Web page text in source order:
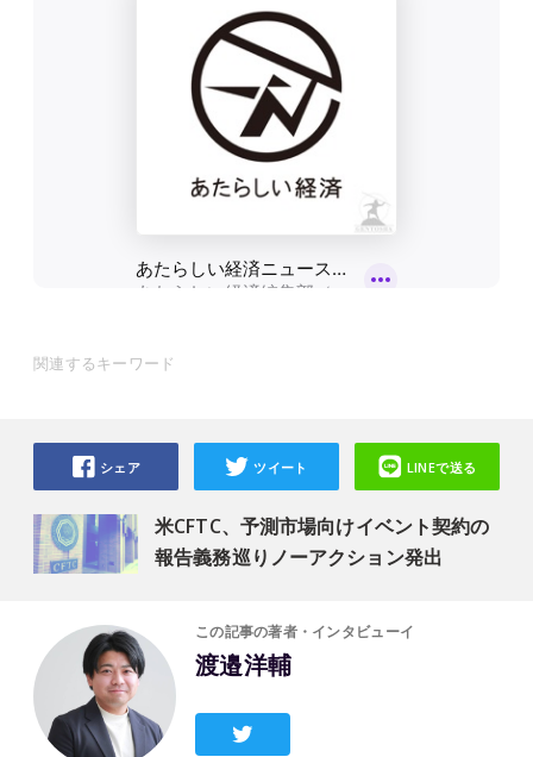
関連するキーワード
米CFTC、予測市場向けイベント契約の
報告義務巡りノーアクション発出
シェア ツイート LINEで送る
この記事の著者・インタビューイ
渡邉洋輔